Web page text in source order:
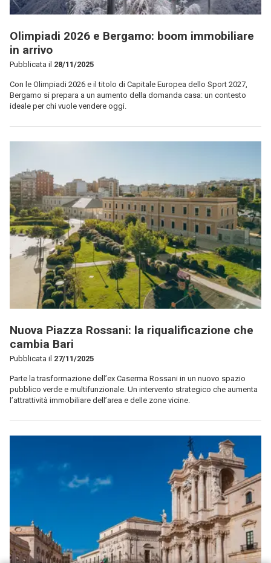
Olimpiadi 2026 e Bergamo: boom immobiliare
in arrivo
Pubblicata il 28/11/2025
Con le Olimpiadi 2026 e il titolo di Capitale Europea dello Sport 2027,
Bergamo si prepara a un aumento della domanda casa: un contesto
ideale per chi vuole vendere oggi.
Nuova Piazza Rossani: la riqualificazione che
cambia Bari
Pubblicata il 27/11/2025
Parte la trasformazione dell’ex Caserma Rossani in un nuovo spazio
pubblico verde e multifunzionale. Un intervento strategico che aumenta
l’attrattività immobiliare dell’area e delle zone vicine.